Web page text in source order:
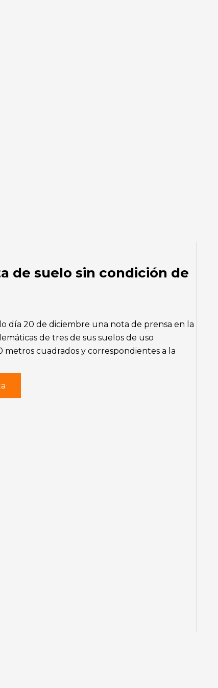
de suelo sin condición de
día 20 de diciembre una nota de prensa en la
de tres de sus suelos de uso
metros cuadrados y correspondientes a la